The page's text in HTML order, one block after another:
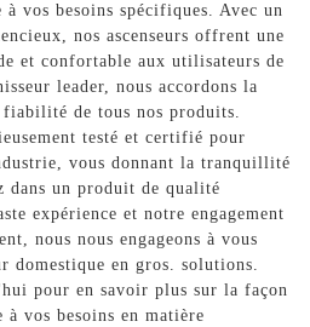
vos besoins spécifiques. Avec un
nos ascenseurs offrent une
et confortable aux utilisateurs de
leader, nous accordons la
de tous nos produits.
testé et certifié pour
vous donnant la tranquillité
dans un produit de qualité
expérience et notre engagement
nous nous engageons à vous
domestique en gros. solutions.
pour en savoir plus sur la façon
à vos besoins en matière